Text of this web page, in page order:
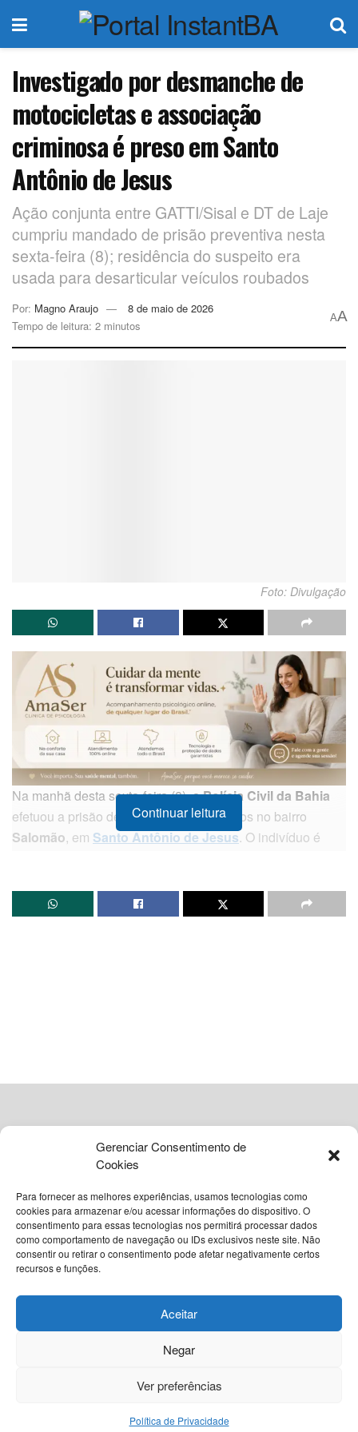
Gerenciar Consentimento de
Cookies
Para fornecer as melhores experiências, usamos tecnologias como
cookies para armazenar e/ou acessar informações do dispositivo. O
consentimento para essas tecnologias nos permitirá processar dados
como comportamento de navegação ou IDs exclusivos neste site. Não
consentir ou retirar o consentimento pode afetar negativamente certos
recursos e funções.
Aceitar
Negar
Ver preferências
Política de Privacidade
Investigado por desmanche de
motocicletas e associação
criminosa é preso em Santo
Antônio de Jesus
Ação conjunta entre GATTI/Sisal e DT de Laje
cumpriu mandado de prisão preventiva nesta
sexta-feira (8); residência do suspeito era
usada para desarticular veículos roubados
Por: Magno Araujo
8 de maio de 2026
Tempo de leitura: 2 minutos
AA
Foto: Divulgação
Na manhã desta sexta-feira (8), aPolícia Civil da Bahia
efetuou a prisão de um homem de 22 anos no bairro
Salomão, em Santo Antônio de Jesus. O indivíduo é
veículo automotor.
O desmanche:O imóvel do investigado era utilizado
como centro de desmontagem dos veículos
subtraídos.
Durante as diligências iniciais realizadas em março, a
polícia encontrou na residência do suspeito um verdadeiro
arsenal para o desmonte de veículos. No local, foram
apreendidos: Chassis, carenagens, tanques, bancos e
desmontagem, além de peças avulsas, documentos e
ferramentas especializadas para desarticular motores e
Bebê nasce empelicado em Santo Antônio de
Continuar leitura
© 2026Grupo VIA365 Comunicação Estratégica
Navegue pelo nosso site
Política Editorial do InstantBA
Política de Privacidade